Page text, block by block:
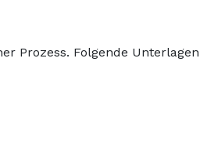
Prozess. Folgende Unterlagen